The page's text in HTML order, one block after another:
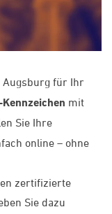
Augsburg für Ihr
mit
Sie Ihre
online – ohne
zertifizierte
Sie dazu